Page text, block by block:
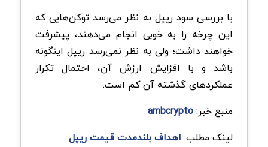
با بررسی سود ریپل به نظر می‌رسد توکن‌هایی که
این چرخه را به خوبی انجام می‌دهند، پیشرفت
خواهند داشت؛ ولی به نظر نمی‌رسد ریپل اینگونه
باشد و با افزایش ارزش آن، احتمال تکرار
عملکردهای گذشته آن کم است.
منبع خبر:ambcrypto
لینک مطلب: اهداف بلندمدت قیمت ریپل